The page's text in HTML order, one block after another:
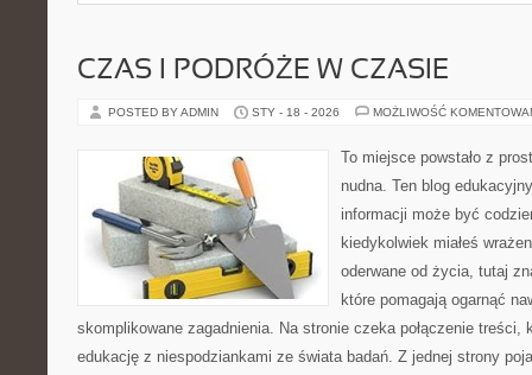
CZAS I PODRÓŻE W CZASIE
POSTED BY ADMIN STY - 18 - 2026 MOŻLIWOŚĆ
To miejsce powstało z
nudna. Ten blog
informacji może być
kiedykolwiek miałeś
oderwane od życia, tutaj
które pomagają ogarnąć
skomplikowane zagadnienia. Na stronie czeka połączenie treści,
edukację z niespodziankami ze świata badań. Z jednej strony